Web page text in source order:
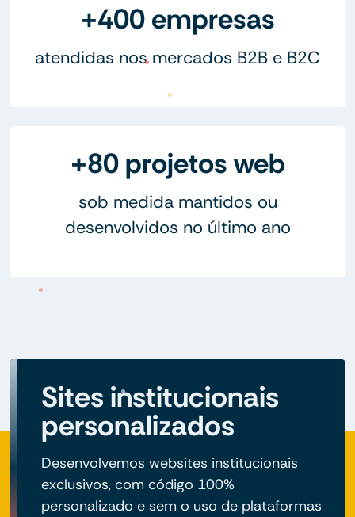
+400 empresas
atendidas nos mercados B2B e B2C
+80 projetos web
sob medida mantidos ou
desenvolvidos no último ano
Sites institucionais
personalizados
Desenvolvemos websites institucionais
exclusivos, com código 100%
personalizado e sem o uso de plataformas